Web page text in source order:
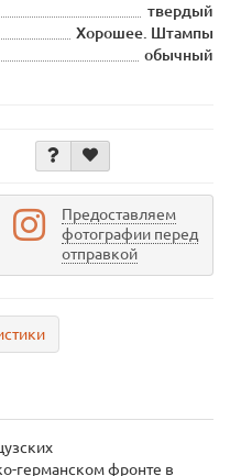
твердый
Хорошее. Штампы
обычный
Предоставляем
фотографии перед
отправкой
германском фронте в